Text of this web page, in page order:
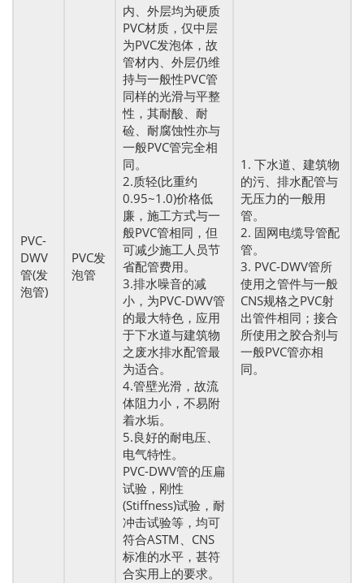
PVC-
DWV
管(发
泡管)
PVC发
泡管
内、外层均为硬质
PVC材质，仅中层
为PVC发泡体，故
管材内、外层仍维
持与一般性PVC管
同样的光滑与平整
性，其耐酸、耐
硷、耐腐蚀性亦与
一般PVC管完全相
同。
2.质轻(比重约
0.95~1.0)价格低
廉，施工方式与一
般PVC管相同，但
可减少施工人员节
省配管费用。
3.排水噪音的减
小，为PVC-DWV管
的最大特色，应用
于下水道与建筑物
之废水排水配管最
为适合。
4.管壁光滑，故流
体阻力小，不易附
着水垢。
5.良好的耐电压、
电气特性。
PVC-DWV管的压扁
试验，刚性
(Stiffness)试验，耐
冲击试验等，均可
符合ASTM、CNS
标准的水平，甚符
合实用上的要求。
1. 下水道、建筑物
的污、排水配管与
无压力的一般用
管。
2. 固网电缆导管配
管。
3. PVC-DWV管所
使用之管件与一般
CNS规格之PVC射
出管件相同；接合
所使用之胶合剂与
一般PVC管亦相
同。